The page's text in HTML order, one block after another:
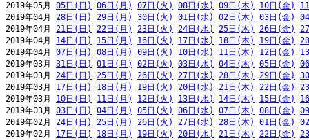
2019年05月 05日(日) 06日(月) 07日(火) 08日(水) 09日(木) 10日(金)
2019年04月 28日(日) 29日(月) 30日(火) 01日(水) 02日(木) 03日(金)
2019年04月 21日(日) 22日(月) 23日(火) 24日(水) 25日(木) 26日(金)
2019年04月 14日(日) 15日(月) 16日(火) 17日(水) 18日(木) 19日(金)
2019年04月 07日(日) 08日(月) 09日(火) 10日(水) 11日(木) 12日(金)
2019年03月 31日(日) 01日(月) 02日(火) 03日(水) 04日(木) 05日(金)
2019年03月 24日(日) 25日(月) 26日(火) 27日(水) 28日(木) 29日(金)
2019年03月 17日(日) 18日(月) 19日(火) 20日(水) 21日(木) 22日(金)
2019年03月 10日(日) 11日(月) 12日(火) 13日(水) 14日(木) 15日(金)
2019年03月 03日(日) 04日(月) 05日(火) 06日(水) 07日(木) 08日(金)
2019年02月 24日(日) 25日(月) 26日(火) 27日(水) 28日(木) 01日(金)
2019年02月 17日(日) 18日(月) 19日(火) 20日(水) 21日(木) 22日(金)